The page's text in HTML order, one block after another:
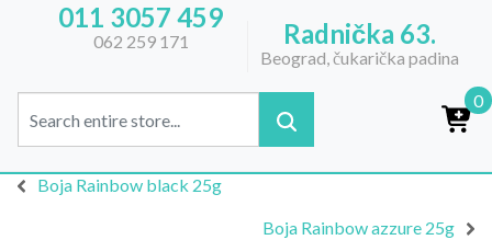
011 3057 459
062 259 171 Radnička 63.
Beograd, čukarička padina
0
Boja Rainbow black 25g
Boja Rainbow azzure 25g